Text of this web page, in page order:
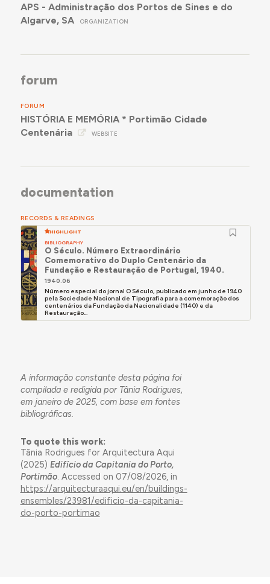
APS - Administração dos Portos de Sines e do
Algarve, SA
ORGANIZATION
forum
FORUM
HISTÓRIA E MEMÓRIA * Portimão Cidade
Centenária
WEBSITE
documentation
RECORDS & READINGS
HIGHLIGHT
BIBLIOGRAPHY
O Século. Número Extraordinário
Comemorativo do Duplo Centenário da
Fundação e Restauração de Portugal, 1940.
1940.06
Número especial do jornal O Século, publicado em junho de 1940
pela Sociedade Nacional de Tipografia para a comemoração dos
centenários da Fundação da Nacionalidade (1140) e da
Restauração...
A informação constante desta página foi
compilada e redigida por Tânia Rodrigues,
em janeiro de 2025, com base em fontes
bibliográficas.
To quote this work:
Tânia Rodrigues for Arquitectura Aqui
(2025) Edifício da Capitania do Porto,
Portimão. Accessed on 07/08/2026, in
https://arquitecturaaqui.eu/en/buildings-
ensembles/23981/edificio-da-capitania-
do-porto-portimao